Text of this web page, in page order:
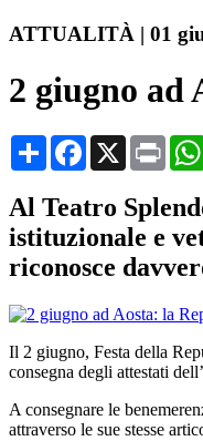
ATTUALITÀ | 01
2 giugno ad
CondividiFacebook
X Print
Al Teatro
istituzionale e
riconosce
Il 2 giugno, Festa della
consegna degli attestati
A consegnare le
attraverso le sue stesse